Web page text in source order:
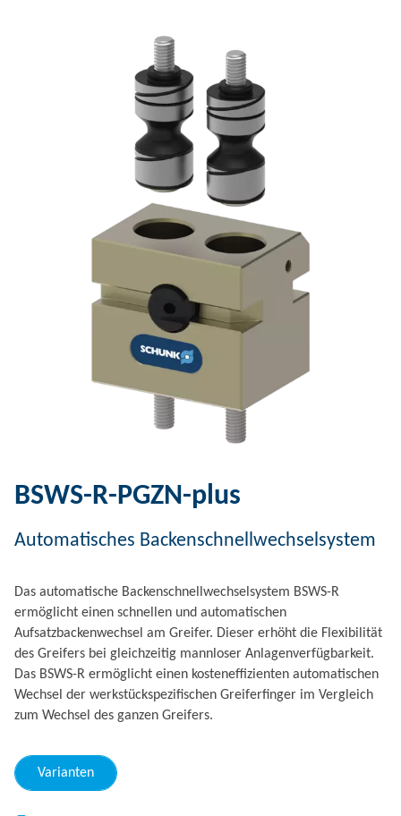
BSWS-R-PGZN-plus
Automatisches Backenschnellwechselsystem
Das automatische Backenschnellwechselsystem BSWS-R
ermöglicht einen schnellen und automatischen
Aufsatzbackenwechsel am Greifer. Dieser erhöht die Flexibilität
des Greifers bei gleichzeitig mannloser Anlagenverfügbarkeit.
Das BSWS-R ermöglicht einen kosteneffizienten automatischen
Wechsel der werkstückspezifischen Greiferfinger im Vergleich
zum Wechsel des ganzen Greifers.
Varianten